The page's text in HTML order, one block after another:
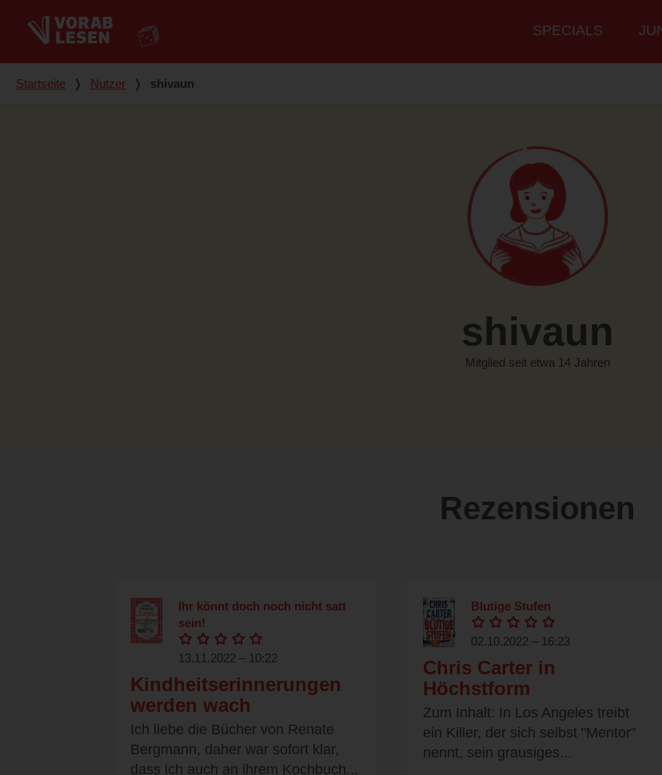
Hauptmenü
SPECIALS
Du bist hier
Startseite ❭ Nutzer ❭ shivaun
shivaun
Mitglied seit etwa 14 Jahren
Rezensionen
Ihr könnt doch noch nicht satt
sein!
13.11.2022 – 10:22
Kindheitserinnerungen
werden wach
Ich liebe die Bücher von Renate
Bergmann, daher war sofort klar,
dass ich auch an ihrem Kochbuch...
Blutige Stufen
02.10.2022 – 16:23
Chris Carter in
Höchstform
Zum Inhalt: In Los Angeles treibt
ein Killer, der sich selbst "Mentor"
nennt, sein grausiges...